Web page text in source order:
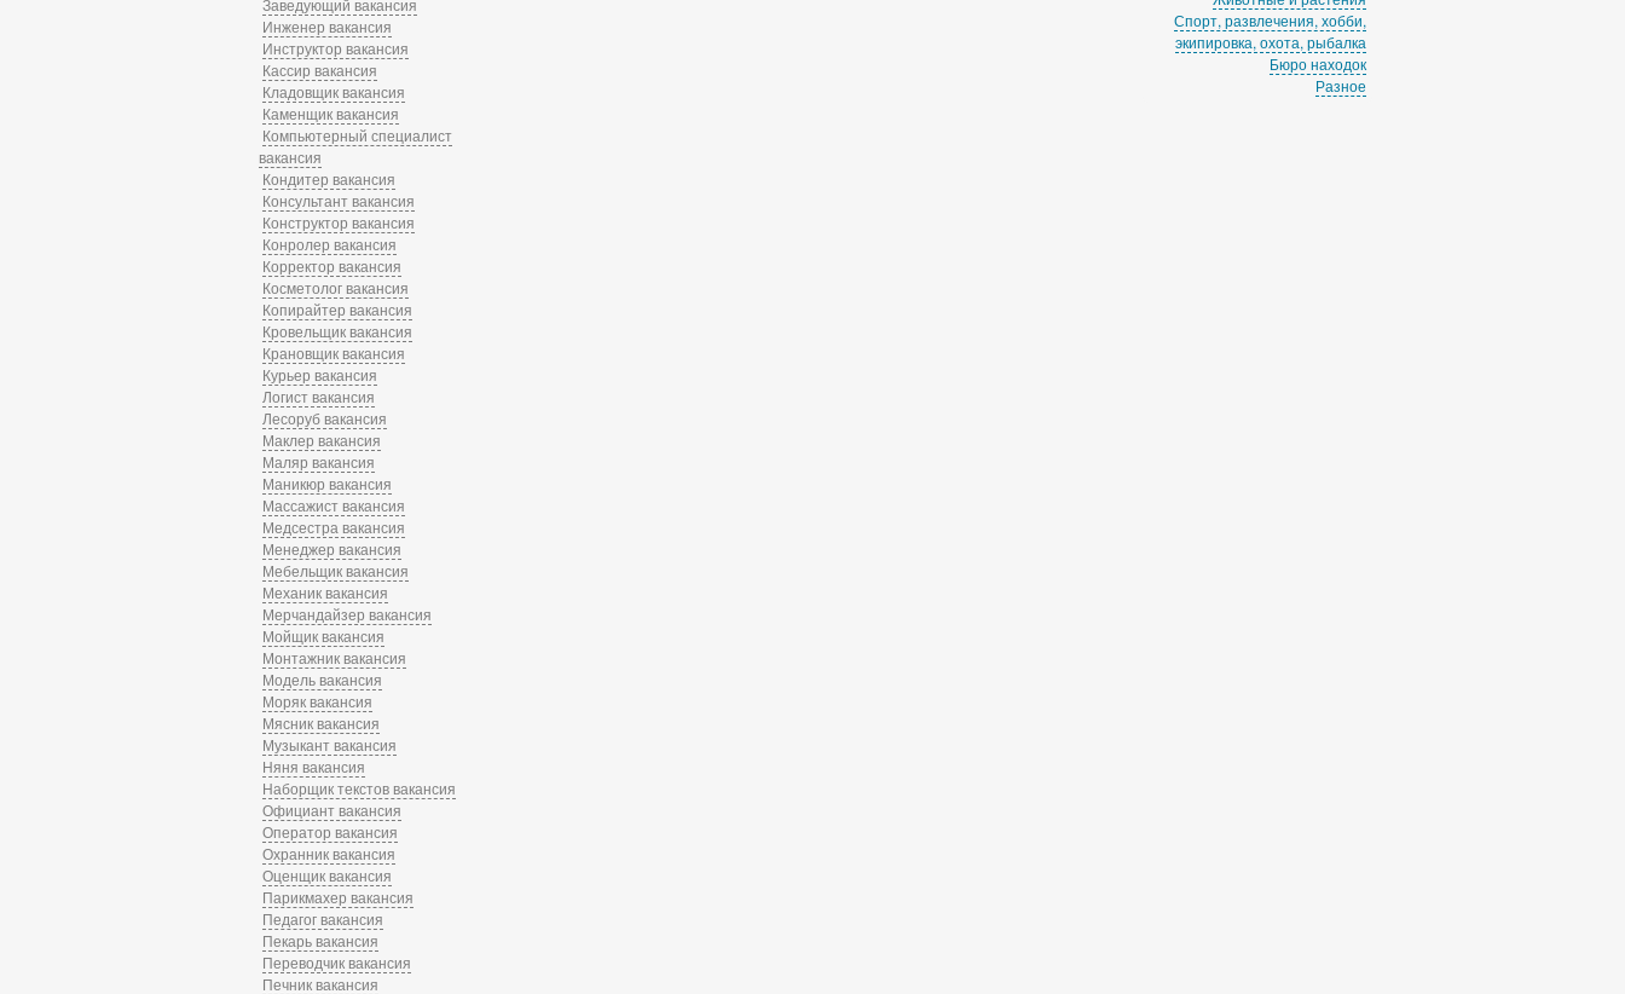
Заведующий вакансия
Инженер вакансия
Инструктор вакансия
Кассир вакансия
Кладовщик вакансия
Каменщик вакансия
Компьютерный специалист
вакансия
Кондитер вакансия
Консультант вакансия
Конструктор вакансия
Конролер вакансия
Корректор вакансия
Косметолог вакансия
Копирайтер вакансия
Кровельщик вакансия
Крановщик вакансия
Курьер вакансия
Логист вакансия
Лесоруб вакансия
Маклер вакансия
Маляр вакансия
Маникюр вакансия
Массажист вакансия
Медсестра вакансия
Менеджер вакансия
Мебельщик вакансия
Механик вакансия
Мерчандайзер вакансия
Мойщик вакансия
Монтажник вакансия
Модель вакансия
Моряк вакансия
Мясник вакансия
Музыкант вакансия
Няня вакансия
Наборщик текстов вакансия
Официант вакансия
Оператор вакансия
Охранник вакансия
Оценщик вакансия
Парикмахер вакансия
Педагог вакансия
Пекарь вакансия
Переводчик вакансия
Печник вакансия
Спорт, развлечения, хобби,
экипировка, охота, рыбалка
Бюро находок
Разное